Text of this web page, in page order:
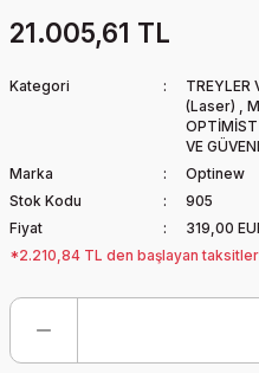
21.005,61 TL
Kategori TREYLER
(Laser) ,
OPTİMİST
VE
Marka
Optinew
Stok Kodu
905
Fiyat
319,00
*2.210,84 TL den başlayan